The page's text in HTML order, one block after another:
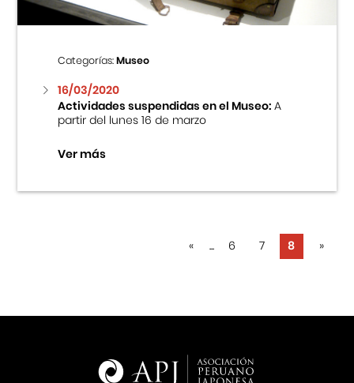
Categorías:Museo
16/03/2020
Actividades suspendidas en el Museo:A
partir del lunes 16 de marzo
Ver más
« ... 6 7 8 »